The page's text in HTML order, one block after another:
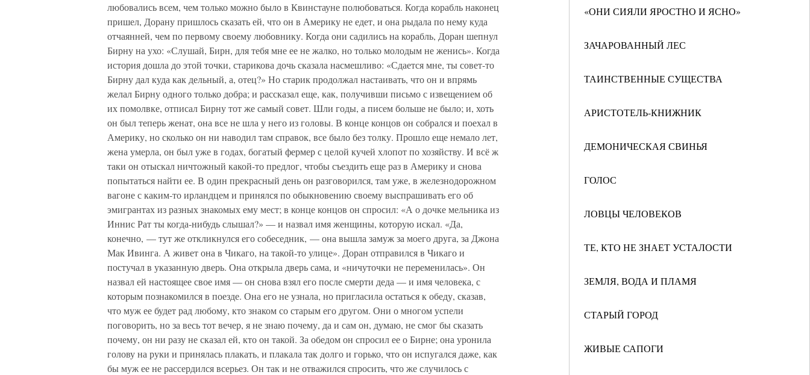
«ОНИ СИЯЛИ ЯРОСТНО И ЯСНО»
ЗАЧАРОВАННЫЙ ЛЕС
ТАИНСТВЕННЫЕ СУЩЕСТВА
АРИСТОТЕЛЬ-КНИЖНИК
ДЕМОНИЧЕСКАЯ СВИНЬЯ
ГОЛОС
ЛОВЦЫ ЧЕЛОВЕКОВ
ТЕ, КТО НЕ ЗНАЕТ УСТАЛОСТИ
ЗЕМЛЯ, ВОДА И ПЛАМЯ
СТАРЫЙ ГОРОД
ЖИВЫЕ САПОГИ
любовались всем, чем только можно было в Квинстауне полюбоваться. Когда корабль наконец
пришел, Дорану пришлось сказать ей, что он в Америку не едет, и она рыдала по нему куда
отчаянней, чем по первому своему любовнику. Когда они садились на корабль, Доран шепнул
Бирну на ухо: «Слушай, Бирн, для тебя мне ее не жалко, но только молодым не женись». Когда
история дошла до этой точки, старикова дочь сказала насмешливо: «Сдается мне, ты совет-то
Бирну дал куда как дельный, а, отец?» Но старик продолжал настаивать, что он и впрямь
желал Бирну одного только добра; и рассказал еще, как, получивши письмо с извещением об
их помолвке, отписал Бирну тот же самый совет. Шли годы, а писем больше не было; и, хоть
он был теперь женат, она все не шла у него из головы. В конце концов он собрался и поехал в
Америку, но сколько он ни наводил там справок, все было без толку. Прошло еще немало лет,
жена умерла, он был уже в годах, богатый фермер с целой кучей хлопот по хозяйству. И всё ж
таки он отыскал ничтожный какой-то предлог, чтобы съездить еще раз в Америку и снова
попытаться найти ее. В один прекрасный день он разговорился, там уже, в железнодорожном
вагоне с каким-то ирландцем и принялся по обыкновению своему выспрашивать его об
эмигрантах из разных знакомых ему мест; в конце концов он спросил: «А о дочке мельника из
Иннис Рат ты когда-нибудь слышал?» — и назвал имя женщины, которую искал. «Да,
конечно, — тут же откликнулся его собеседник, — она вышла замуж за моего друга, за Джона
Мак Ивинга. А живет она в Чикаго, на такой-то улице». Доран отправился в Чикаго и
постучал в указанную дверь. Она открыла дверь сама, и «ничуточки не переменилась». Он
назвал ей настоящее свое имя — он снова взял его после смерти деда — и имя человека, с
которым познакомился в поезде. Она его не узнала, но пригласила остаться к обеду, сказав,
что муж ее будет рад любому, кто знаком со старым его другом. Они о многом успели
поговорить, но за весь тот вечер, я не знаю почему, да и сам он, думаю, не смог бы сказать
почему, он ни разу не сказал ей, кто он такой. За обедом он спросил ее о Бирне; она уронила
голову на руки и принялась плакать, и плакала так долго и горько, что он испугался даже, как
бы муж ее не рассердился всерьез. Он так и не отважился спросить, что же случилось с